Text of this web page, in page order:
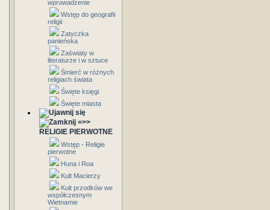
wprowadzenie
Wstęp do geografii
religii
Zatyczka
panieńska
Zaświaty w
literaturze i w sztuce
Śmierć w różnych
religiach świata
Święte księgi
Święte miasta
=>>
RELIGIE PIERWOTNE
Wstęp - Religie
pierwotne
Huna i Roa
Kult Macierzy
Kult przodków we
współczesnym
Wietnamie